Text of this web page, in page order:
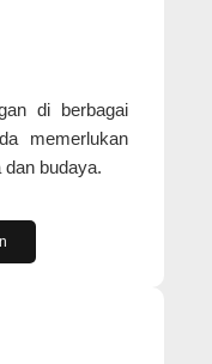
di berbagai
memerlukan
budaya.